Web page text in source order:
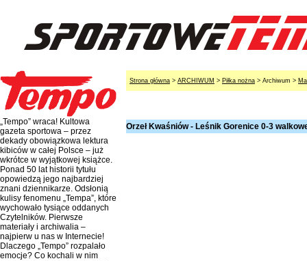
„Tempo” wraca! Kultowa
gazeta sportowa – przez
dekady obowiązkowa lektura
kibiców w całej Polsce – już
wkrótce w wyjątkowej książce.
Ponad 50 lat historii tytułu
opowiedzą jego najbardziej
znani dziennikarze. Odsłonią
kulisy fenomenu „Tempa”, które
wychowało tysiące oddanych
Czytelników. Pierwsze
materiały i archiwalia –
najpierw u nas w Internecie!
Dlaczego „Tempo” rozpalało
emocje? Co kochali w nim
Strona główna > ARCHIWUM > Piłka nożna > Archiwum >
Orzeł Kwaśniów - Leśnik Gorenice 0-3